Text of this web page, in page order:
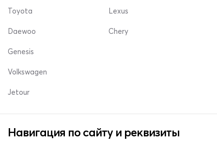
Toyota
Daewoo
Lexus
Chery
Genesis
Volkswagen
Jetour
Навигация по сайту и реквизиты